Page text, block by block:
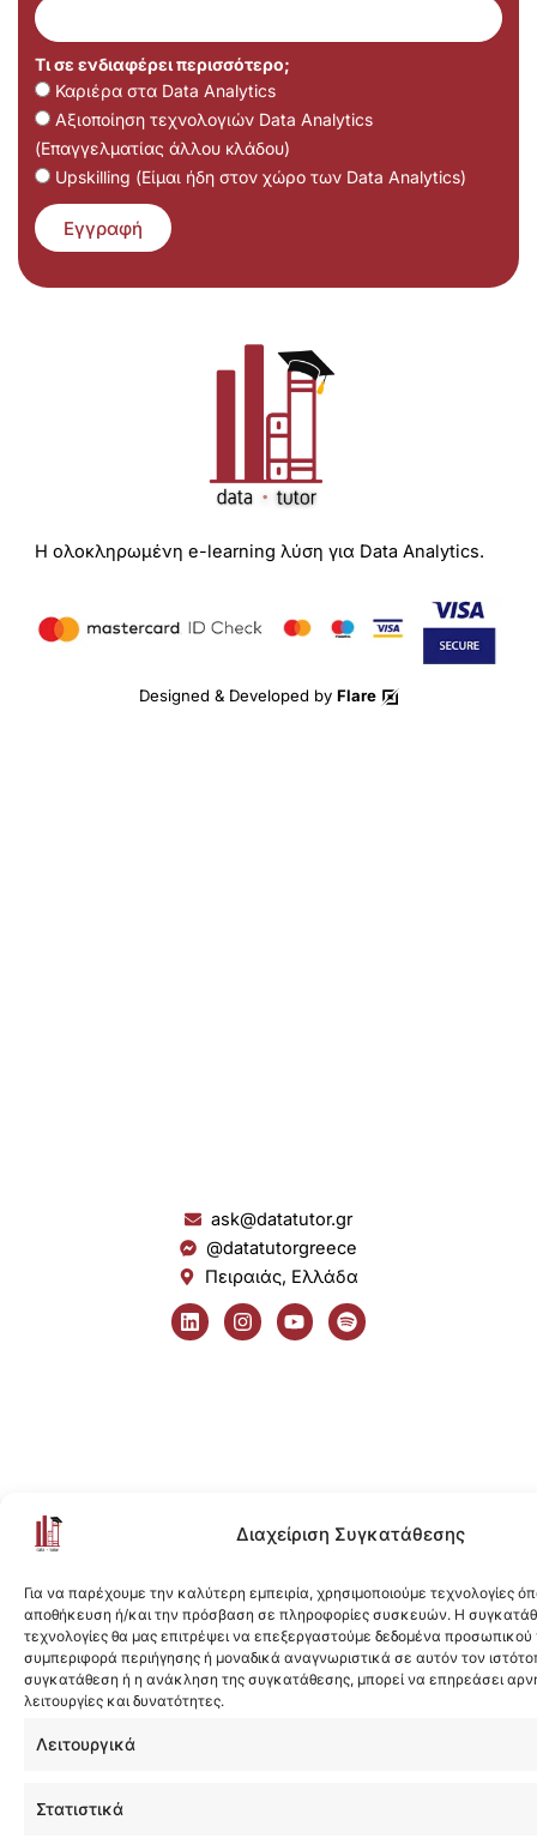
Διαχείριση Συγκατάθεσης
Για να παρέχουμε την καλύτερη εμπειρία, χρησιμοποιούμε τεχνολογίες
αποθήκευση ή/και την πρόσβαση σε πληροφορίες συσκευών. Η
τεχνολογίες θα μας επιτρέψει να επεξεργαστούμε δεδομένα
συμπεριφορά περιήγησης ή μοναδικά αναγνωριστικά σε αυτόν τον
συγκατάθεση ή η ανάκληση της συγκατάθεσης, μπορεί να επηρεάσει
λειτουργίες και δυνατότητες.
Λειτουργικά
Στατιστικά
Τι σε ενδιαφέρει περισσότερο;
Καριέρα στα Data Analytics
Αξιοποίηση τεχνολογιών Data Analytics
(Επαγγελματίας άλλου κλάδου)
Upskilling (Είμαι ήδη στον χώρο των Data Analytics)
Εγγραφή
Η ολοκληρωμένη e-learning λύση για Data Analytics.
Designed & Developed by Flare
ask@datatutor.gr
@datatutorgreece
Πειραιάς, Ελλάδα
L
i
n
I
n
s
Y
o
u
S
p
o